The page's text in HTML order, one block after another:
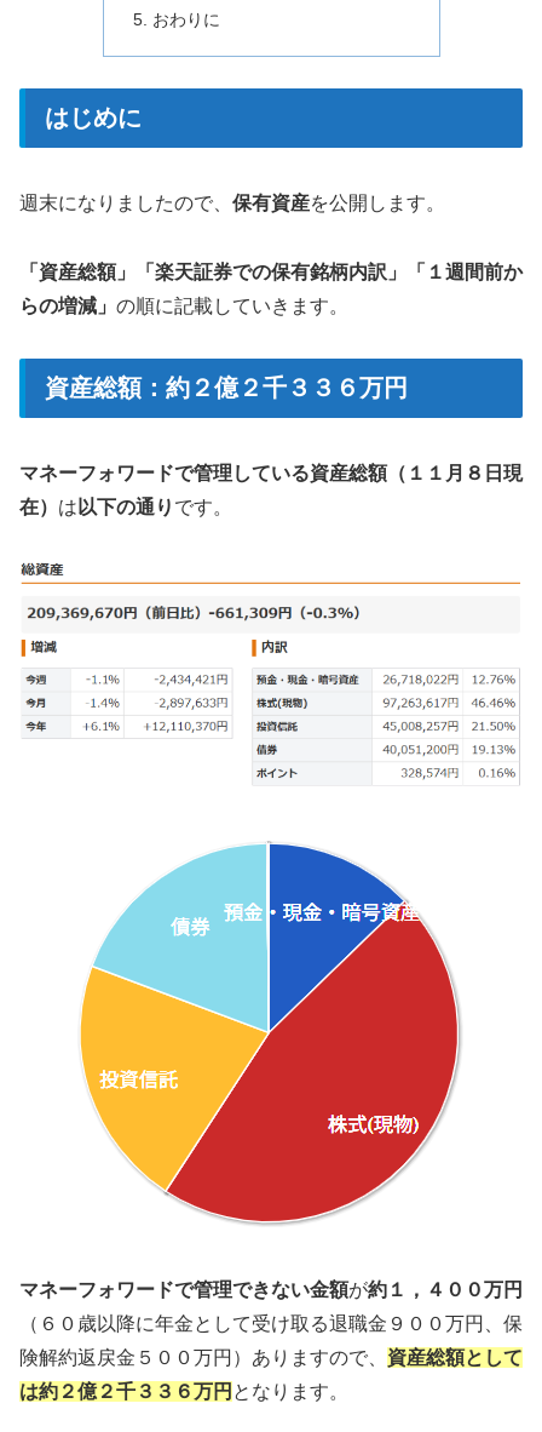
おわりに
はじめに
週末になりましたので、 保有資産を公開します。
「資産総額」「楽天証券での保有銘柄内訳」「１週間前か
らの増減」 の順に記載していきます。
資産総額：約２億２千３３６万円
マネーフォワードで管理している資産総額（１１月８日現
在） は 以下の通り です。
マネーフォワードで管理できない金額が約１，４００万円
（６０歳以降に年金として受け取る退職金９００万円、保
険解約返戻金５００万円）ありますので、 資産総額として
は約２億２千３３６万円 となります。